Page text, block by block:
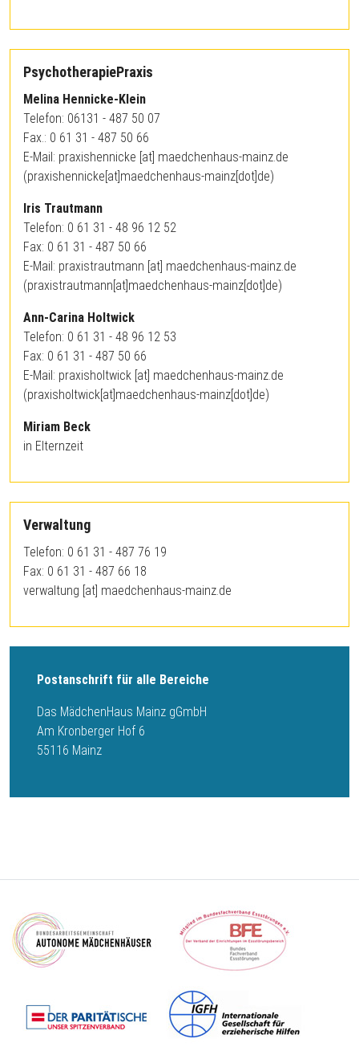
PsychotherapiePraxis
Melina Hennicke-Klein
Telefon: 06131 - 487 50 07
Fax.: 0 61 31 - 487 50 66
E-Mail: praxishennicke [at] maedchenhaus-mainz.de
(praxishennicke[at]maedchenhaus-mainz[dot]de)
Iris Trautmann
Telefon: 0 61 31 - 48 96 12 52
Fax: 0 61 31 - 487 50 66
E-Mail: praxistrautmann [at] maedchenhaus-mainz.de
(praxistrautmann[at]maedchenhaus-mainz[dot]de)
Ann-Carina Holtwick
Telefon: 0 61 31 - 48 96 12 53
Fax: 0 61 31 - 487 50 66
E-Mail: praxisholtwick [at] maedchenhaus-mainz.de
(praxisholtwick[at]maedchenhaus-mainz[dot]de)
Miriam Beck
in Elternzeit
Verwaltung
Telefon: 0 61 31 - 487 76 19
Fax: 0 61 31 - 487 66 18
verwaltung [at] maedchenhaus-mainz.de
Postanschrift für alle Bereiche
Das MädchenHaus Mainz gGmbH
Am Kronberger Hof 6
55116 Mainz